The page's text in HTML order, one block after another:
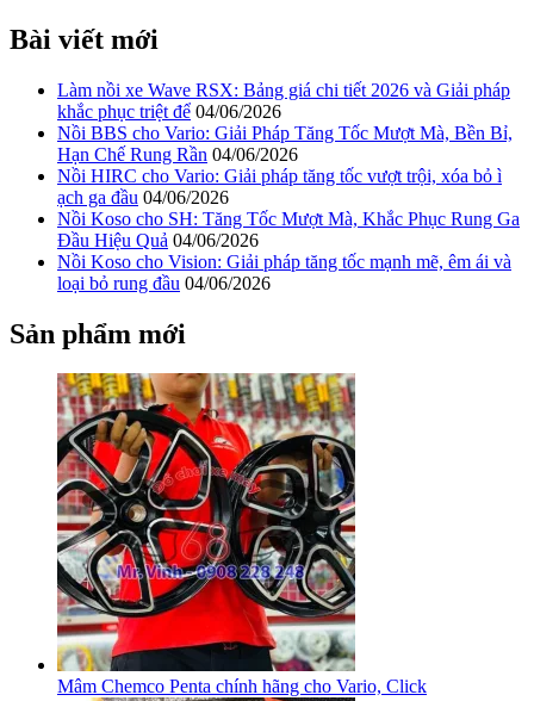
Bài viết mới
Làm nồi xe Wave RSX: Bảng giá chi tiết 2026 và Giải pháp
khắc phục triệt để 04/06/2026
Nồi BBS cho Vario: Giải Pháp Tăng Tốc Mượt Mà, Bền Bỉ,
Hạn Chế Rung Rần 04/06/2026
Nồi HIRC cho Vario: Giải pháp tăng tốc vượt trội, xóa bỏ ì
ạch ga đầu 04/06/2026
Nồi Koso cho SH: Tăng Tốc Mượt Mà, Khắc Phục Rung Ga
Đầu Hiệu Quả 04/06/2026
Nồi Koso cho Vision: Giải pháp tăng tốc mạnh mẽ, êm ái và
loại bỏ rung đầu 04/06/2026
Sản phẩm mới
Mâm Chemco Penta chính hãng cho Vario, Click